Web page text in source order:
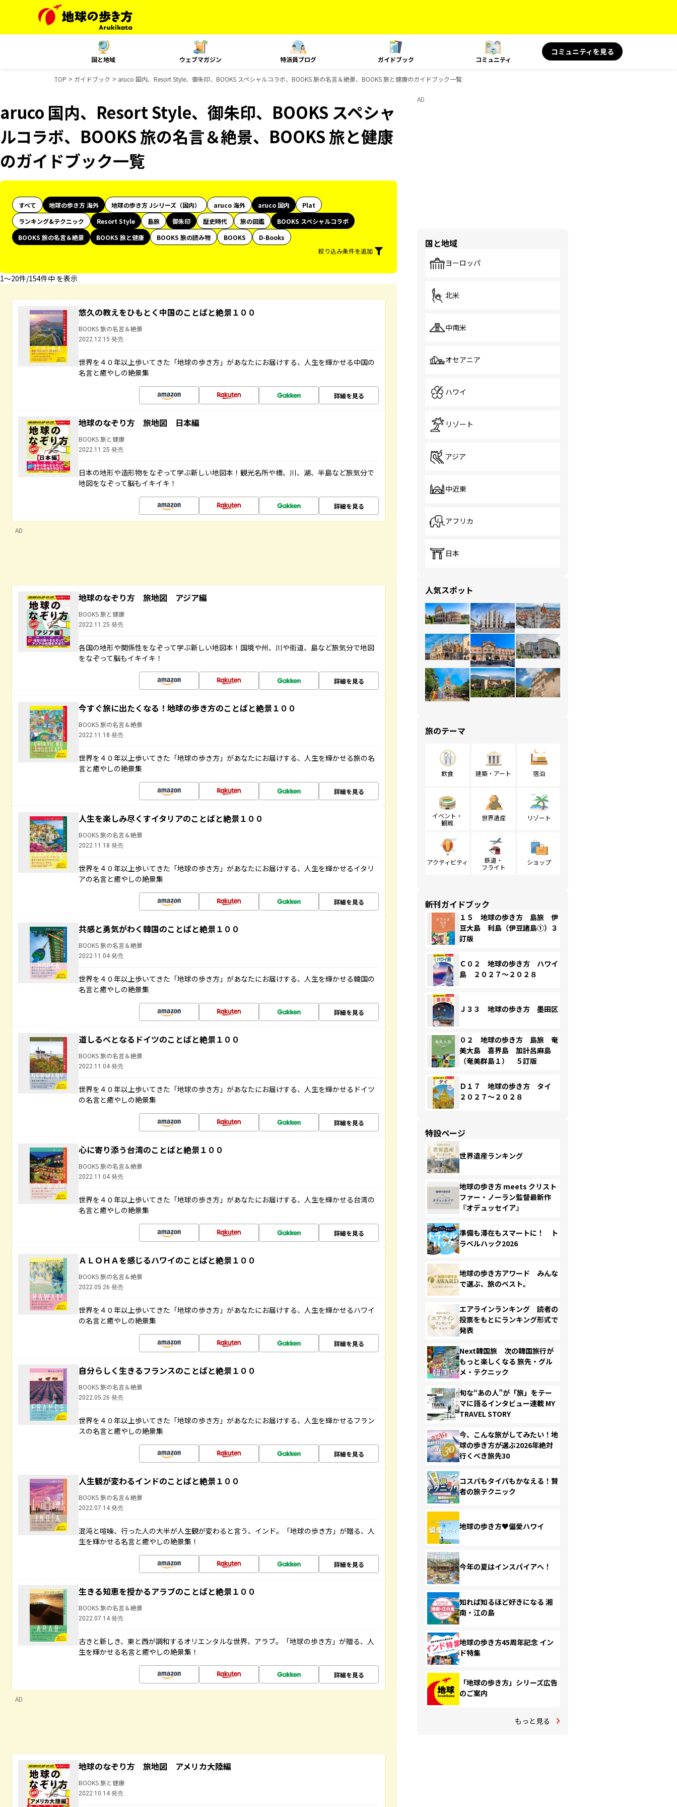
国と地域 ウェブマガジン 特派員ブログ ガイドブック コミュニティ
コミュニティを見る
TOP ガイドブック aruco 国内、Resort Style、御朱印、BOOKS スペシャルコラボ、BOOKS 旅の名言＆絶景、BOOKS 旅と健康のガイドブック一覧
aruco 国内、Resort Style、御朱印、BOOKS スペシャ
ルコラボ、BOOKS 旅の名言＆絶景、BOOKS 旅と健康
のガイドブック一覧
すべて 地球の歩き方 海外 地球の歩き方 Jシリーズ（国内） aruco 海外 aruco 国内
Plat
ランキング&テクニック
Resort Style 島旅 御朱印 歴史時代 旅の図鑑
BOOKS スペシャルコラボ
BOOKS 旅の名言＆絶景
BOOKS 旅と健康 BOOKS 旅の読み物 BOOKS
D-Books
絞り込み条件を追加
1〜20件/154件中 を表示
悠久の教えをひもとく中国のことばと絶景１００
BOOKS 旅の名言＆絶景
2022.12.15 発売
世界を４０年以上歩いてきた「地球の歩き方」があなたにお届けする、人生を輝かせる中国の
名言と癒やしの絶景集
詳細を見る
地球のなぞり方 旅地図 日本編
BOOKS 旅と健康
2022.11.25 発売
日本の地形や造形物をなぞって学ぶ新しい地図本！観光名所や橋、川、湖、半島など旅気分で
地図をなぞって脳もイキイキ！
詳細を見る
AD
地球のなぞり方 旅地図 アジア編
BOOKS 旅と健康
2022.11.25 発売
各国の地形や関係性をなぞって学ぶ新しい地図本！国境や州、川や街道、島など旅気分で地図
をなぞって脳もイキイキ！
詳細を見る
今すぐ旅に出たくなる！地球の歩き方のことばと絶景１００
BOOKS 旅の名言＆絶景
2022.11.18 発売
世界を４０年以上歩いてきた「地球の歩き方」があなたにお届けする、人生を輝かせる旅の名
言と癒やしの絶景集
詳細を見る
人生を楽しみ尽くすイタリアのことばと絶景１００
BOOKS 旅の名言＆絶景
2022.11.18 発売
世界を４０年以上歩いてきた「地球の歩き方」があなたにお届けする、人生を輝かせるイタリ
アの名言と癒やしの絶景集
詳細を見る
共感と勇気がわく韓国のことばと絶景１００
BOOKS 旅の名言＆絶景
2022.11.04 発売
世界を４０年以上歩いてきた「地球の歩き方」があなたにお届けする、人生を輝かせる韓国の
名言と癒やしの絶景集
詳細を見る
道しるべとなるドイツのことばと絶景１００
BOOKS 旅の名言＆絶景
2022.11.04 発売
世界を４０年以上歩いてきた「地球の歩き方」があなたにお届けする、人生を輝かせるドイツ
の名言と癒やしの絶景集
詳細を見る
心に寄り添う台湾のことばと絶景１００
BOOKS 旅の名言＆絶景
2022.11.04 発売
世界を４０年以上歩いてきた「地球の歩き方」があなたにお届けする、人生を輝かせる台湾の
名言と癒やしの絶景集
詳細を見る
ＡＬＯＨＡを感じるハワイのことばと絶景１００
BOOKS 旅の名言＆絶景
2022.05.26 発売
世界を４０年以上歩いてきた「地球の歩き方」があなたにお届けする、人生を輝かせるハワイ
の名言と癒やしの絶景集
詳細を見る
自分らしく生きるフランスのことばと絶景１００
BOOKS 旅の名言＆絶景
2022.05.26 発売
世界を４０年以上歩いてきた「地球の歩き方」があなたにお届けする、人生を輝かせるフラン
スの名言と癒やしの絶景集
詳細を見る
人生観が変わるインドのことばと絶景１００
BOOKS 旅の名言＆絶景
2022.07.14 発売
混沌と喧噪、行った人の大半が人生観が変わると言う、インド。「地球の歩き方」が贈る、人
生を輝かせる名言と癒やしの絶景集！
詳細を見る
生きる知恵を授かるアラブのことばと絶景１００
BOOKS 旅の名言＆絶景
2022.07.14 発売
古きと新しき、東と西が調和するオリエンタルな世界、アラブ。「地球の歩き方」が贈る、人
生を輝かせる名言と癒やしの絶景集！
詳細を見る
AD
地球のなぞり方 旅地図 アメリカ大陸編
BOOKS 旅と健康
2022.10.14 発売
AD
国と地域
ヨーロッパ
北米
中南米
オセアニア
ハワイ
リゾート
アジア
中近東
アフリカ
日本
人気スポット
旅のテーマ
飲食 建築・アート 宿泊
イベント・
観戦
世界遺産 リゾート
アクティビティ
鉄道・
フライト
ショップ
新刊ガイドブック
１５ 地球の歩き方 島旅 伊
豆大島 利島（伊豆諸島①）３
訂版
Ｃ０２ 地球の歩き方 ハワイ
島 ２０２７～２０２８
Ｊ３３ 地球の歩き方 墨田区
０２ 地球の歩き方 島旅 奄
美大島 喜界島 加計呂麻島
（奄美群島１） ５訂版
Ｄ１７ 地球の歩き方 タイ
２０２７～２０２８
特設ページ
世界遺産ランキング
地球の歩き方 meets クリスト
ファー・ノーラン監督最新作
『オデュッセイア』
準備も滞在もスマートに！ ト
ラベルハック2026
地球の歩き方アワード みんな
で選ぶ、旅のベスト。
エアラインランキング 読者の
投票をもとにランキング形式で
発表
Next韓国旅 次の韓国旅行が
もっと楽しくなる 旅先・グル
メ・テクニック
旬な“あの人”が「旅」をテー
マに語るインタビュー連載 MY
TRAVEL STORY
今、こんな旅がしてみたい！地
球の歩き方が選ぶ2026年絶対
行くべき旅先30
コスパもタイパもかなえる！賢
者の旅テクニック
地球の歩き方♥偏愛ハワイ
今年の夏はインスパイアへ！
知れば知るほど好きになる 湘
南・江の島
地球の歩き方45周年記念 イン
ド特集
「地球の歩き方」シリーズ広告
のご案内
もっと見る